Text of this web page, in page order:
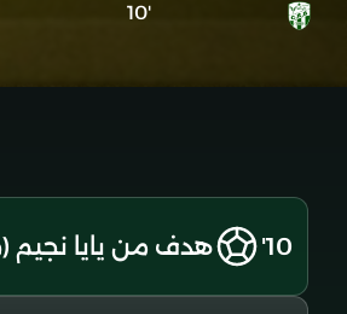
'10
10' هدف من يايا نجيم